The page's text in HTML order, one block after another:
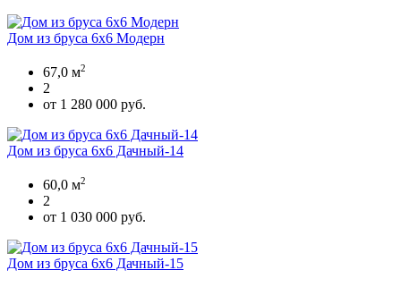
Дом из бруса 6х6 Модерн
67,0 м2
2
от 1 280 000 руб.
Дом из бруса 6х6 Дачный-14
60,0 м2
2
от 1 030 000 руб.
Дом из бруса 6х6 Дачный-15